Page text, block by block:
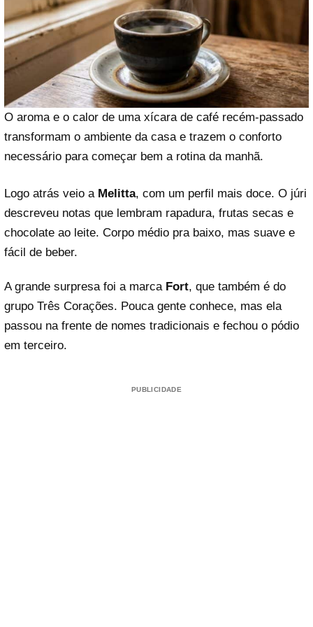
O aroma e o calor de uma xícara de café recém-passado
transformam o ambiente da casa e trazem o conforto
necessário para começar bem a rotina da manhã.
Logo atrás veio a Melitta, com um perfil mais doce. O júri
descreveu notas que lembram rapadura, frutas secas e
chocolate ao leite. Corpo médio pra baixo, mas suave e
fácil de beber.
A grande surpresa foi a marca Fort, que também é do
grupo Três Corações. Pouca gente conhece, mas ela
passou na frente de nomes tradicionais e fechou o pódio
em terceiro.
PUBLICIDADE